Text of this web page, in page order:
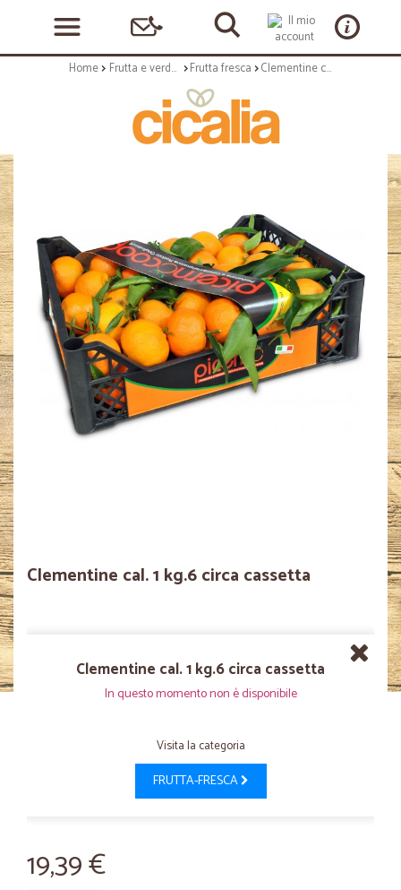
Home Frutta e verdura Frutta fresca Clementine cal. 1 kg.6 circa cassetta
Clementine cal. 1 kg.6 circa cassetta
Clementine cal. 1 kg.6 circa cassetta
In questo momento non è disponibile
Visita la categoria
FRUTTA-FRESCA
19,39 €